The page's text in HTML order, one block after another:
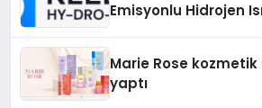
Emisyonlu Hidrojen
Marie Rose
yaptı